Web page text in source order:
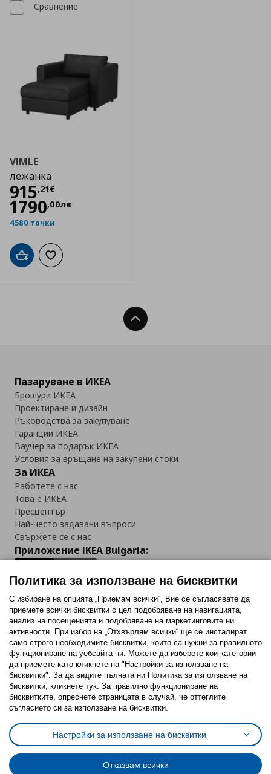
Сравнение
VIMLE
лежанка
915,21€
Цена
1790,00лв
4580 точки
Добави в кошницата
Добави към списъка с любими
Нагоре
Пазаруване в ИКЕА
Брошури ИКЕА
Проектиране и дизайн
Ръководства за закупуване
Гаранции ИКЕА
Ваучер за подарък ИКЕА
Условия за връщане на закупени стоки
За ИКЕА
Работете с нас
Това е ИКЕА
Пресцентър
Най-често задавани въпроси
Свържете се с нас
Приложение IKEA Bulgaria:
Последвайте ни:
FacebookTwitterYoutubePinterestInstagram
Политика за използване на бисквитки (Cookies)
Избор на настройки за използване на бисквитки
Условия за ползване на ikea.bgОбща политика за личните данни
Политика за защита на личните данни на ikea.bg
Общи условия на програма IKEA Family
Политика за използване на бисквитки
С избиране на опцията „Приемам всички“, Вие се съгласявате да
приемете всички бисквитки с цел подобряване на навигацията,
анализ на посещенията и подобряване на маркетинговите ни
активности. При избор на „Отхвърлям всички“ ще се инсталират
само строго необходимитe бисквитки, които са нужни за правилното
функциониране на уебсайта ни. Можете да изберете кои категории
да приемете като кликнете на "Настройки за използване на
бисквитки". За да видите пълната ни Политика за използване на
бисквитки, кликнете тук. За правилно функциониране на
бисквитките, опреснете страницата в случай, че оттеглите
съгласието си за използване на бисквитки.
Настройки за използване на бисквитки
Отказвам всички